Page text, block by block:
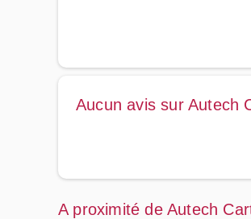
Aucun avis sur Autech
A proximité de Autech